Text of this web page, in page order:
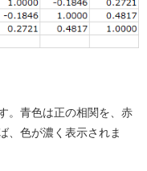
。青色は正の相関を、赤
、色が濃く表示されま